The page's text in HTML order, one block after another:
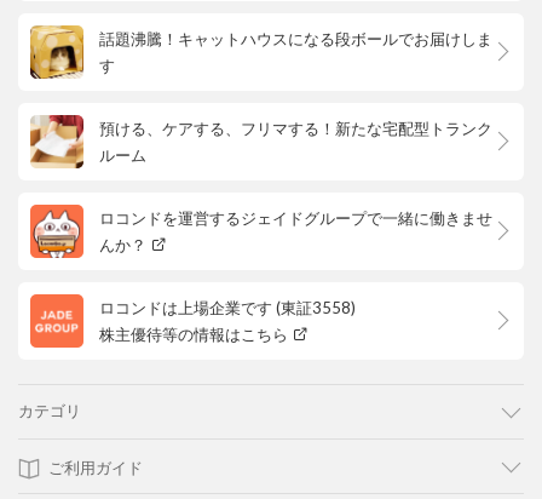
話題沸騰！キャットハウスになる段ボールでお届けしま
す
預ける、ケアする、フリマする！新たな宅配型トランク
ルーム
ロコンドを運営するジェイドグループで一緒に働きませ
んか？
ロコンドは上場企業です (東証3558)
株主優待等の情報はこちら
カテゴリ
ご利用ガイド